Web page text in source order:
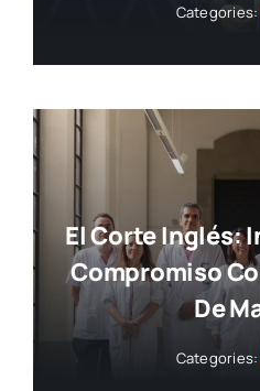
Categories:
El Corte Inglés:
Compromiso
De
Categories: